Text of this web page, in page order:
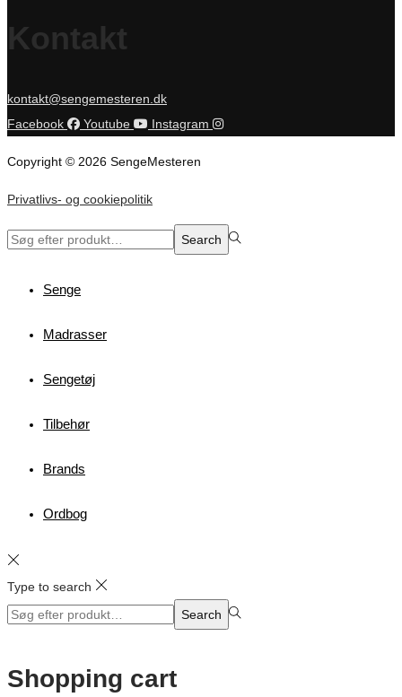
Kontakt
kontakt@sengemesteren.dk
Facebook
Youtube Instagram
Copyright © 2026 SengeMesteren
Privatlivs- og cookiepolitik
Search
Search
Senge
Madrasser
Sengetøj
Tilbehør
Brands
Ordbog
Type to search
Search
Search
Shopping cart